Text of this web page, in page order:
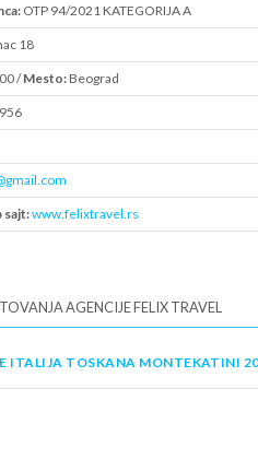
OTP 94/2021 KATEGORIJA A
18
/Mesto:Beograd
sajt:www.felixtravel.rs
AGENCIJE FELIX TRAVEL
ITALIJA TOSKANA MONTEKATINI